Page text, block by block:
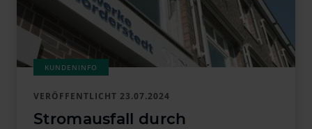
VERÖFFENTLICHT 23.07.2024
Stromausfall durch